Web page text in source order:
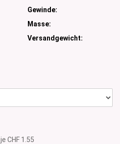
Gewinde:
Masse:
Versandgewicht:
je CHF 1.55